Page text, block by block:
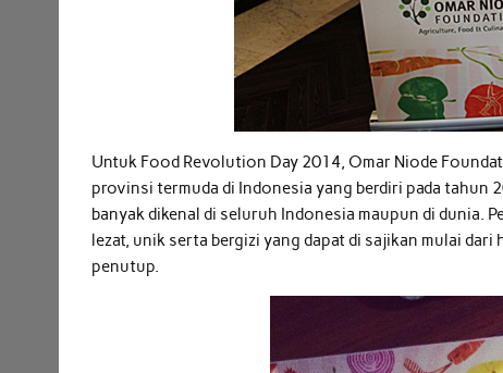
Untuk Food Revolution Day 2014, Omar Niode
provinsi termuda di Indonesia yang berdiri pada tahun
banyak dikenal di seluruh Indonesia maupun di dunia.
lezat, unik serta bergizi yang dapat di sajikan mulai
penutup.